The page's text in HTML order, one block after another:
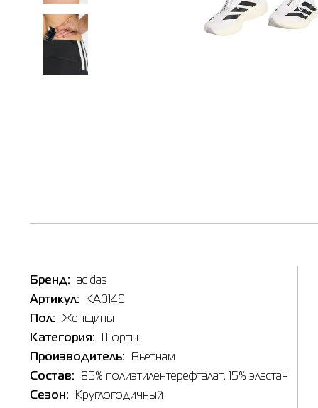
Бренд:
adidas
Артикул:
KA0149
Пол:
Женщины
Категория:
Шорты
Производитель:
Вьетнам
Состав:
85% полиэтилентерефталат, 15% эластан
Сезон:
Круглогодичный